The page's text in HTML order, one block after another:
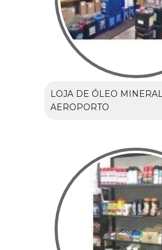
LOJA DE ÓLEO
AEROPORTO